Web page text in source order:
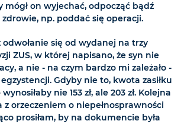
mógł on wyjechać, odpocząć bądź
zdrowie, np. poddać się operacji.
odwołanie się od wydanej na trzy
ZUS, w której napisano, że syn nie
a nie - na czym bardzo mi zależało -
Gdyby nie to, kwota zasiłku
nie 153 zł, ale 203 zł. Kolejna
z orzeczeniem o niepełnosprawności
prosiłam, by na dokumencie była